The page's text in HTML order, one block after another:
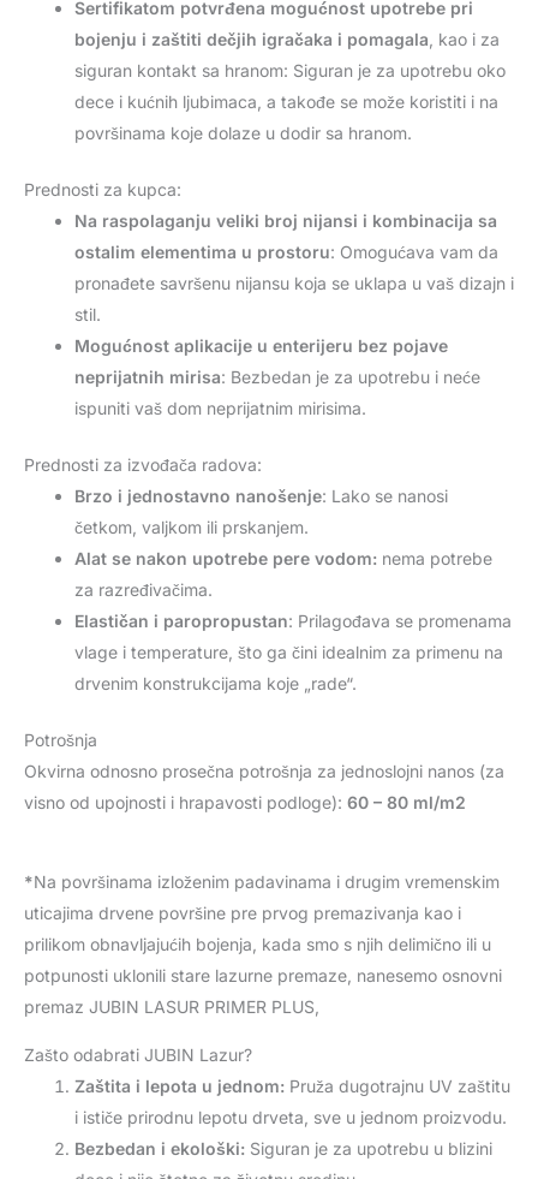
Sertifikatom potvrđena mogućnost upotrebe pri
bojenju i zaštiti dečjih igračaka i pomagala, kao i za
siguran kontakt sa hranom: Siguran je za upotrebu oko
dece i kućnih ljubimaca, a takođe se može koristiti i na
površinama koje dolaze u dodir sa hranom.
Prednosti za kupca:
Na raspolaganju veliki broj nijansi i kombinacija sa
ostalim elementima u prostoru: Omogućava vam da
pronađete savršenu nijansu koja se uklapa u vaš dizajn i
stil.
Mogućnost aplikacije u enterijeru bez pojave
neprijatnih mirisa: Bezbedan je za upotrebu i neće
ispuniti vaš dom neprijatnim mirisima.
Prednosti za izvođača radova:
Brzo i jednostavno nanošenje: Lako se nanosi
četkom, valjkom ili prskanjem.
Alat se nakon upotrebe pere vodom: nema potrebe
za razređivačima.
Elastičan i paropropustan: Prilagođava se promenama
vlage i temperature, što ga čini idealnim za primenu na
drvenim konstrukcijama koje „rade“.
Potrošnja
Okvirna odnosno prosečna potrošnja za jednoslojni nanos (za
visno od upojnosti i hrapavosti podloge): 60 – 80 ml/m2
*Na površinama izloženim padavinama i drugim vremenskim
uticajima drvene površine pre prvog premazivanja kao i
prilikom obnavljajućih bojenja, kada smo s njih delimično ili u
potpunosti uklonili stare lazurne premaze, nanesemo osnovni
premaz JUBIN LASUR PRIMER PLUS,
Zašto odabrati JUBIN Lazur?
Zaštita i lepota u jednom: Pruža dugotrajnu UV zaštitu
i ističe prirodnu lepotu drveta, sve u jednom proizvodu.
Bezbedan i ekološki: Siguran je za upotrebu u blizini